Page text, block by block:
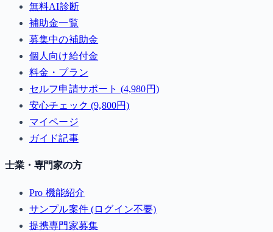
無料AI診断
補助金一覧
募集中の補助金
個人向け給付金
料金・プラン
セルフ申請サポート (4,980円)
安心チェック (9,800円)
マイページ
ガイド記事
士業・専門家の方
Pro 機能紹介
サンプル案件 (ログイン不要)
提携専門家募集